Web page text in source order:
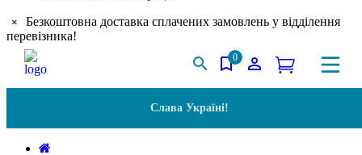
×
Безкоштовна доставка сплачених замовлень у відділення
перевізника!
0
Слава Україні!